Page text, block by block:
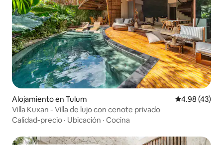
Alojamiento en Tulum Calificación
4.98 (43)
Villa Kuxan - Villa de lujo con cenote privado
Calidad-precio · Ubicación · Cocina